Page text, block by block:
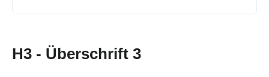
H3 - Überschrift 3